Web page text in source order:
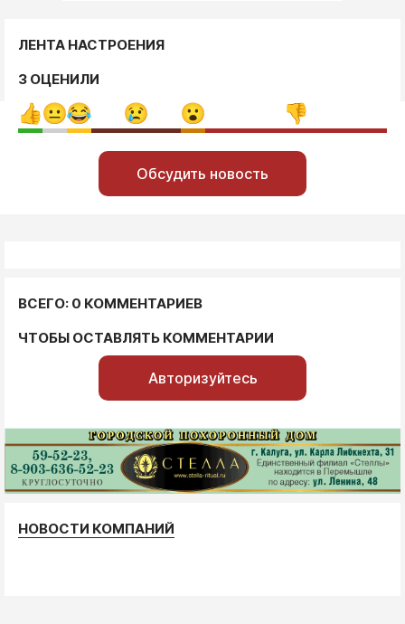
ЛЕНТА НАСТРОЕНИЯ
3 ОЦЕНИЛИ
Обсудить новость
ВСЕГО: 0 КОММЕНТАРИЕВ
ЧТОБЫ ОСТАВЛЯТЬ КОММЕНТАРИИ
Авторизуйтесь
НОВОСТИ КОМПАНИЙ